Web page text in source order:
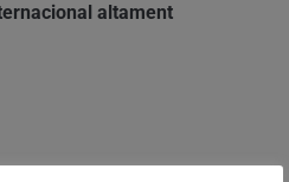
altament